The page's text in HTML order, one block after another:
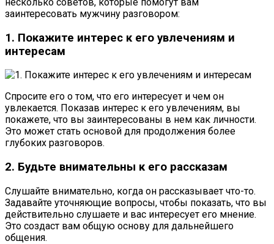
заинтересовать мужчину разговором:
1. Покажите интерес к его увлечениям и
интересам
Спросите его о том, что его интересует и чем он
увлекается. Показав интерес к его увлечениям, вы
покажете, что вы заинтересованы в нем как личности.
Это может стать основой для продолжения более
глубоких разговоров.
2. Будьте внимательны к его рассказам
Слушайте внимательно, когда он рассказывает что-то.
Задавайте уточняющие вопросы, чтобы показать, что вы
действительно слушаете и вас интересует его мнение.
Это создаст вам общую основу для дальнейшего
общения.